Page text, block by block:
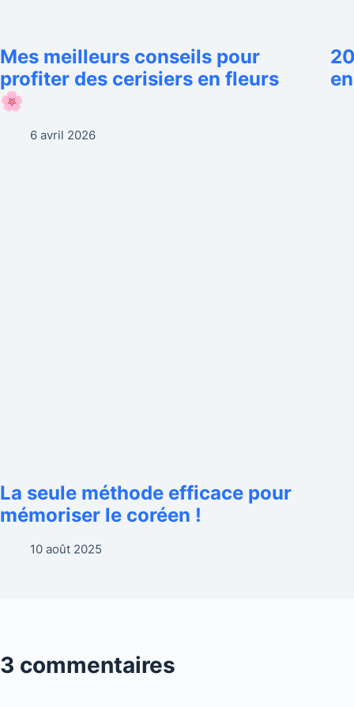
Mes meilleurs conseils pour
profiter des cerisiers en fleurs
🌸
6 avril 2026
La seule méthode efficace pour
mémoriser le coréen !
10 août 2025
3 commentaires